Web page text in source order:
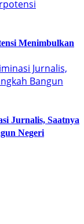
Menimbulkan
Jurnalis, Saatnya
Negeri